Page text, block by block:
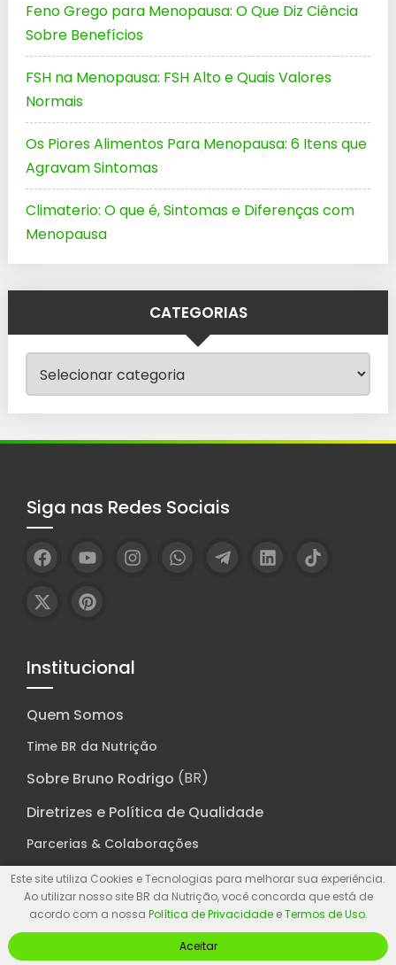
Feno Grego para Menopausa: O Que Diz Ciência
Sobre Benefícios
FSH na Menopausa: FSH Alto e Quais Valores
Normais
Os Piores Alimentos Para Menopausa: 6 Itens que
Agravam Sintomas
Climaterio: O que é, Sintomas e Diferenças com
Menopausa
CATEGORIAS
Siga nas Redes Sociais
Institucional
Quem Somos
Time BR da Nutrição
Sobre Bruno Rodrigo (BR)
Diretrizes e Política de Qualidade
Parcerias & Colaborações
Termos de Uso |Política de Privacidade|Aviso
Legal|Contato
Este site utiliza Cookies e Tecnologias para melhorar sua experiência.
Ao utilizar nosso site BR da Nutrição, você concorda que está de
acordo com a nossa Política de PrivacidadeeTermos de Uso.
Aceitar